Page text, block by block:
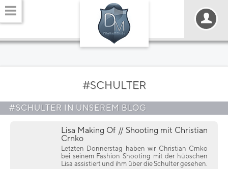
#SCHULTER
#SCHULTER IN UNSEREM BLOG
Lisa Making Of // Shooting mit Christian
Crnko
Letzten Donnerstag haben wir Christian Crnko
bei seinem Fashion Shooting mit der hübschen
Lisa assistiert und ihm über die Schulter gesehen.